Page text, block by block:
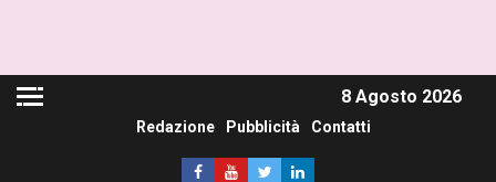
8 Agosto 2026
Redazione Pubblicità Contatti